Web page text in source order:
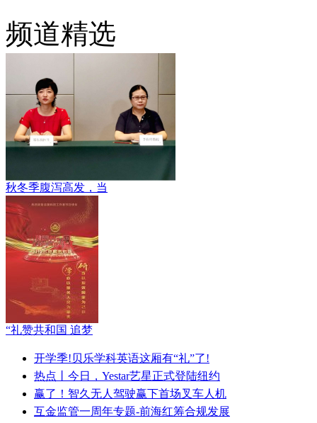
频道精选
秋冬季腹泻高发，当
“礼赞共和国 追梦
开学季!贝乐学科英语这厢有“礼”了!
热点丨今日，Yestar艺星正式登陆纽约
赢了！智久无人驾驶赢下首场叉车人机
互金监管一周年专题-前海红筹合规发展